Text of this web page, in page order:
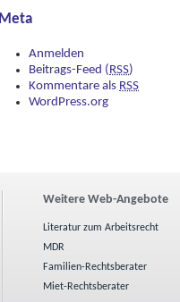
Meta
Anmelden
Beitrags-Feed ( RSS)
Kommentare als RSS
WordPress.org
Weitere Web-Angebote
Literatur zum Arbeitsrecht
MDR
Familien-Rechtsberater
Miet-Rechtsberater